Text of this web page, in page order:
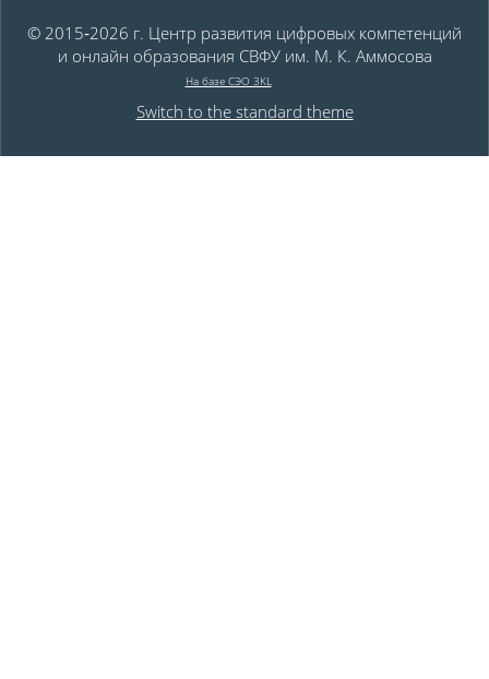
© 2015‑2026 г. Центр развития цифровых компетенций
и онлайн образования СВФУ им. М. К. Аммосова
На базе СЭО 3KL
Switch to the standard theme